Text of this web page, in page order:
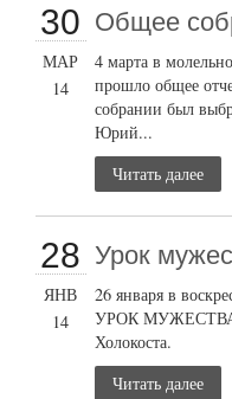
30
МАР
14
Общее
4 марта в
прошло общее
собрании был
Юрий...
Читать далее
28
ЯНВ
14
Урок
26 января в
УРОК МУЖЕСТВА,
Холокоста.
Читать далее